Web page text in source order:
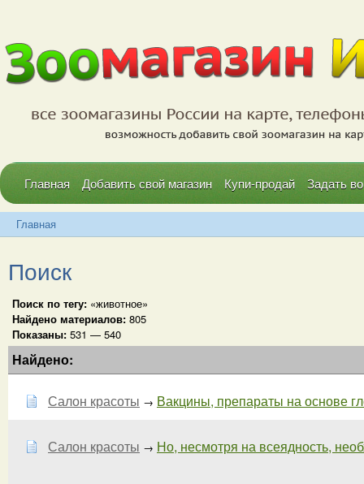
Главная Добавить свой магазин Купи-продай Задать
Главная
Поиск
Поиск по тегу: «животное»
Найдено материалов: 805
Показаны: 531 — 540
Найдено:
Салон красоты → Вакцины, препараты на основе
Салон красоты → Но, несмотря на всеядность,